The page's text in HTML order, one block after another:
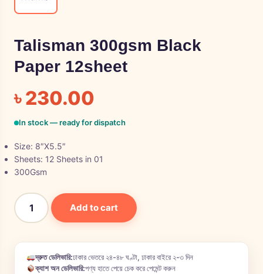
Talisman 300gsm Black
Paper 12sheet
৳230.00
In stock — ready for dispatch
Size: 8″X5.5″
Sheets: 12 Sheets in 01
300Gsm
Add to cart
দ্রুত ডেলিভারি:ঢাকার ভেতরে ২৪-৪৮ ঘণ্টা, ঢাকার বাইরে ২-৩ দিন
ক্যাশ অন ডেলিভারি:পণ্য হাতে পেয়ে চেক করে পেমেন্ট করুন